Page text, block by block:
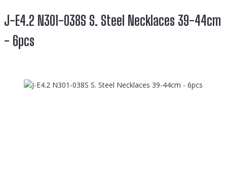
J-E4.2 N301-038S S. Steel Necklaces 39-44cm
- 6pcs
Ignorer la galerie d'images